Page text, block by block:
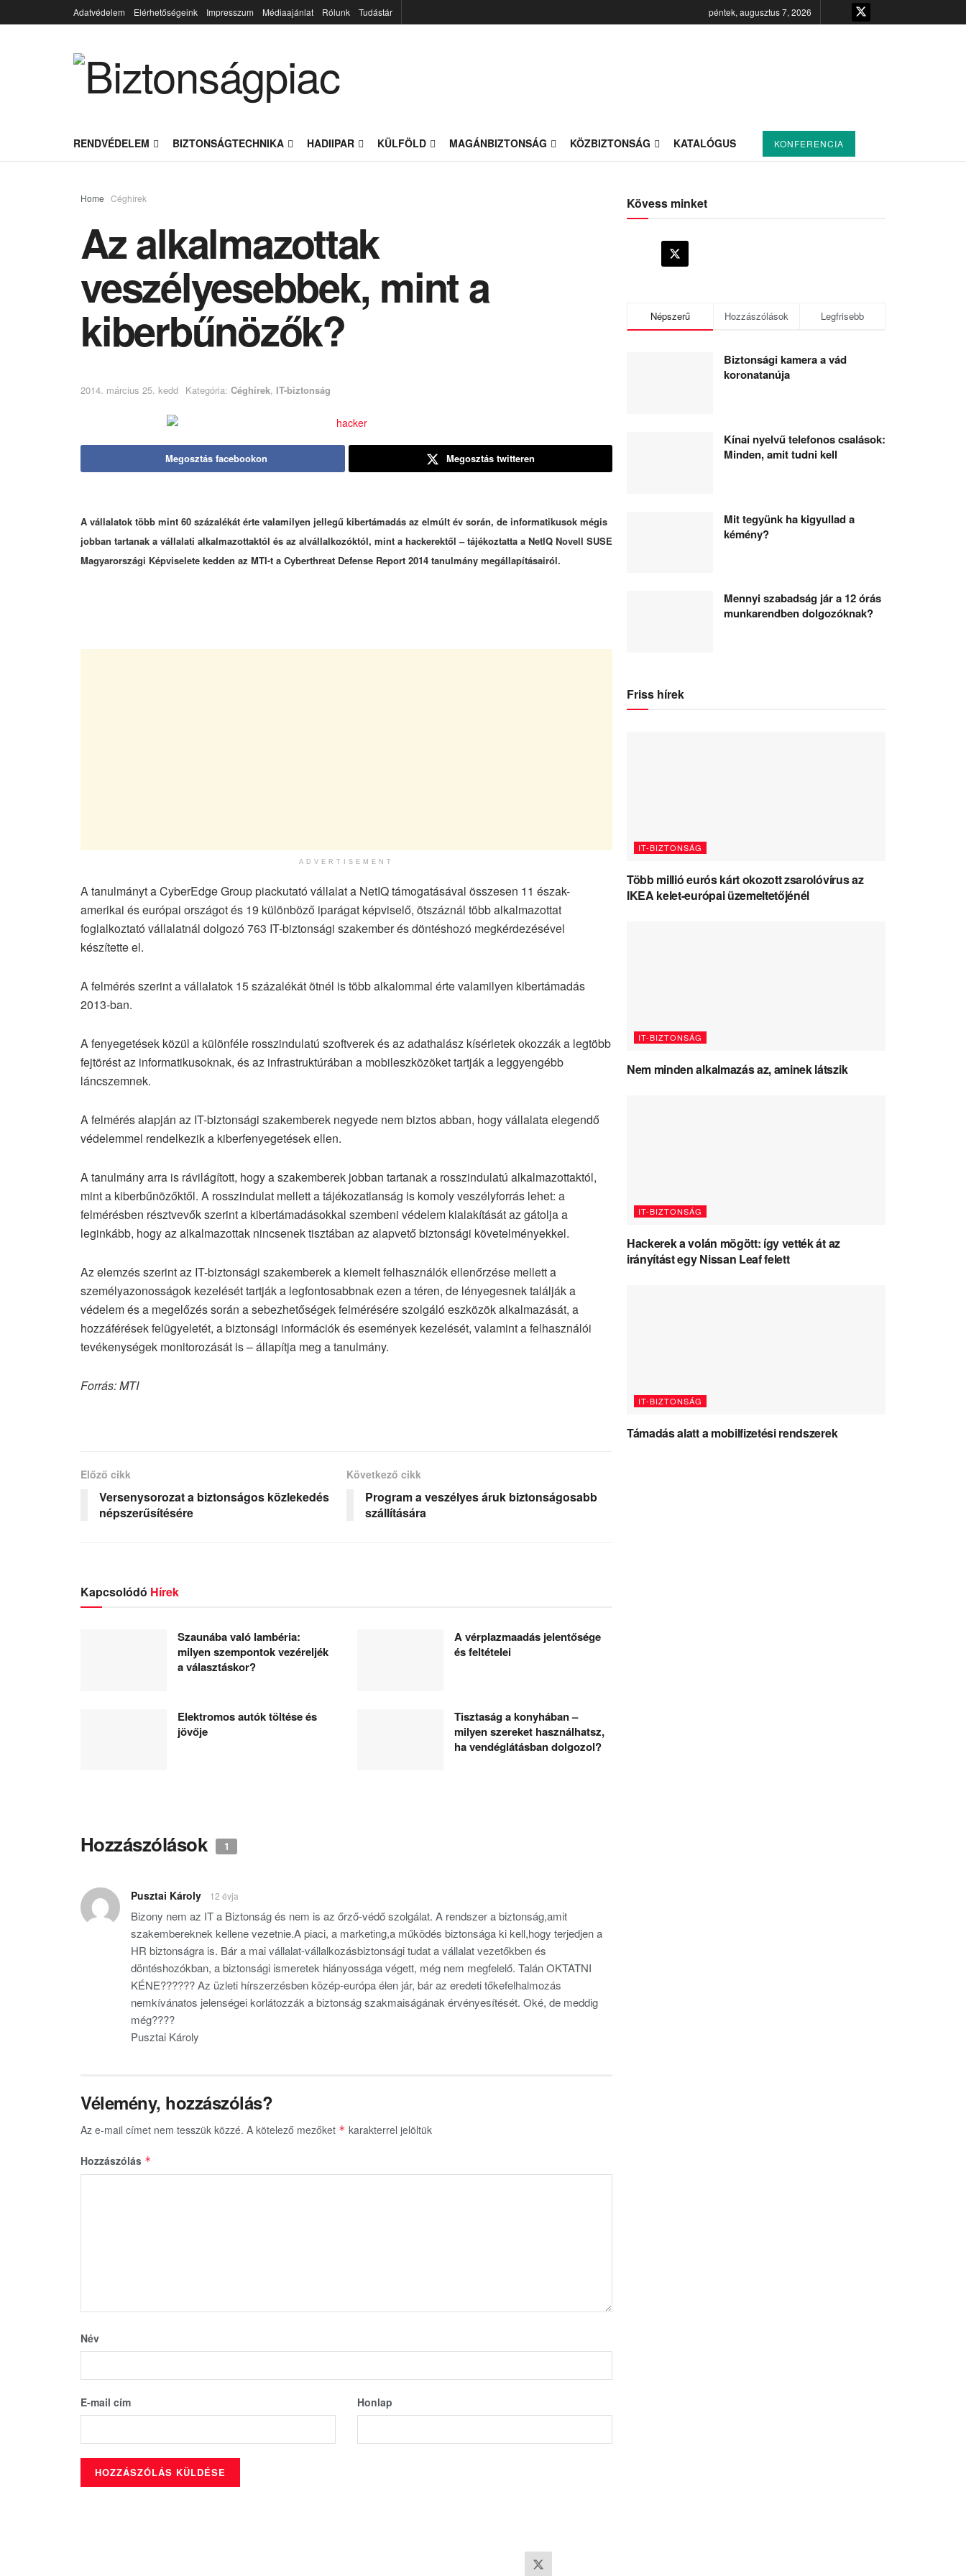
Adatvédelem Elérhetőségeink Impresszum Médiaajánlat Rólunk Tudástár péntek, augusztus 7, 2026
RENDVÉDELEM BIZTONSÁGTECHNIKA HADIIPAR KÜLFÖLD MAGÁNBIZTONSÁG KÖZBIZTONSÁG KATALÓGUS KONFERENCIA
Home Céghírek
Az alkalmazottak
veszélyesebbek, mint a
kiberbűnözők?
2014. március 25. kedd Kategória: Céghírek, IT-biztonság
Megosztás facebookon Megosztás twitteren
A vállalatok több mint 60 százalékát érte valamilyen jellegű kibertámadás az elmúlt év során, de informatikusok mégis
jobban tartanak a vállalati alkalmazottaktól és az alvállalkozóktól, mint a hackerektől – tájékoztatta a NetIQ Novell SUSE
Magyarországi Képviselete kedden az MTI-t a Cyberthreat Defense Report 2014 tanulmány megállapításairól.
ADVERTISEMENT
A tanulmányt a CyberEdge Group piackutató vállalat a NetIQ támogatásával összesen 11 észak-
amerikai és európai országot és 19 különböző iparágat képviselő, ötszáznál több alkalmazottat
foglalkoztató vállalatnál dolgozó 763 IT-biztonsági szakember és döntéshozó megkérdezésével
készítette el.
A felmérés szerint a vállalatok 15 százalékát ötnél is több alkalommal érte valamilyen kibertámadás
2013-ban.
A fenyegetések közül a különféle rosszindulatú szoftverek és az adathalász kísérletek okozzák a legtöbb
fejtörést az informatikusoknak, és az infrastruktúrában a mobileszközöket tartják a leggyengébb
láncszemnek.
A felmérés alapján az IT-biztonsági szakemberek negyede nem biztos abban, hogy vállalata elegendő
védelemmel rendelkezik a kiberfenyegetések ellen.
A tanulmány arra is rávilágított, hogy a szakemberek jobban tartanak a rosszindulatú alkalmazottaktól,
mint a kiberbűnözőktől. A rosszindulat mellett a tájékozatlanság is komoly veszélyforrás lehet: a
felmérésben résztvevők szerint a kibertámadásokkal szembeni védelem kialakítását az gátolja a
leginkább, hogy az alkalmazottak nincsenek tisztában az alapvető biztonsági követelményekkel.
Az elemzés szerint az IT-biztonsági szakemberek a kiemelt felhasználók ellenőrzése mellett a
személyazonosságok kezelését tartják a legfontosabbnak ezen a téren, de lényegesnek találják a
védelem és a megelőzés során a sebezhetőségek felmérésére szolgáló eszközök alkalmazását, a
hozzáférések felügyeletét, a biztonsági információk és események kezelését, valamint a felhasználói
tevékenységek monitorozását is – állapítja meg a tanulmány.
Forrás: MTI
Előző cikk
Versenysorozat a biztonságos közlekedés
népszerűsítésére
Következő cikk
Program a veszélyes áruk biztonságosabb
szállítására
Kapcsolódó Hírek
Szaunába való lambéria:
milyen szempontok vezéreljék
a választáskor?
A vérplazmaadás jelentősége
és feltételei
Elektromos autók töltése és
jövője
Tisztaság a konyhában –
milyen szereket használhatsz,
ha vendéglátásban dolgozol?
Hozzászólások 1
Pusztai Károly 12 évja
Bizony nem az IT a Biztonság és nem is az őrző-védő szolgálat. A rendszer a biztonság,amit
szakembereknek kellene vezetnie.A piaci, a marketing,a működés biztonsága ki kell,hogy terjedjen a
HR biztonságra is. Bár a mai vállalat-vállalkozásbiztonsági tudat a vállalat vezetőkben és
döntéshozókban, a biztonsági ismeretek hiányossága végett, még nem megfelelő. Talán OKTATNI
KÉNE?????? Az üzleti hírszerzésben közép-európa élen jár, bár az eredeti tőkefelhalmozás
nemkívánatos jelenségei korlátozzák a biztonság szakmaiságának érvényesítését. Oké, de meddig
még????
Pusztai Károly
Vélemény, hozzászólás?
Az e-mail címet nem tesszük közzé. A kötelező mezőket * karakterrel jelöltük
Hozzászólás *
Név
E-mail cím Honlap
Kövess minket
Népszerű Hozzászólások Legfrisebb
Biztonsági kamera a vád
koronatanúja
Kínai nyelvű telefonos csalások:
Minden, amit tudni kell
Mit tegyünk ha kigyullad a
kémény?
Mennyi szabadság jár a 12 órás
munkarendben dolgozóknak?
Friss hírek
IT-BIZTONSÁG
Több millió eurós kárt okozott zsarolóvírus az
IKEA kelet-európai üzemeltetőjénél
IT-BIZTONSÁG
Nem minden alkalmazás az, aminek látszik
IT-BIZTONSÁG
Hackerek a volán mögött: így vették át az
irányítást egy Nissan Leaf felett
IT-BIZTONSÁG
Támadás alatt a mobilfizetési rendszerek